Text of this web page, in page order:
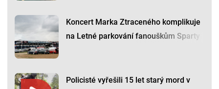
Koncert Marka Ztraceného komplikuje
na Letné parkování fanouškům Sparty
Policisté vyřešili 15 let starý mord v